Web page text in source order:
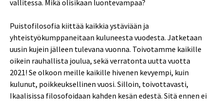
vallitessa. Mikä olisikaan luontevampaa?
Puistofilosofia kiittää kaikkia ystäviään ja
yhteistyökumppaneitaan kuluneesta vuodesta. Jatketaan
uusin kujein jälleen tulevana vuonna. Toivotamme kaikille
oikein rauhallista joulua, sekä verratonta uutta vuotta
2021! Se olkoon meille kaikille hivenen kevyempi, kuin
kulunut, poikkeuksellinen vuosi. Silloin, toivottavasti,
Ikaalisissa filosofoidaan kahden kesän edestä. Sitä ennen ei